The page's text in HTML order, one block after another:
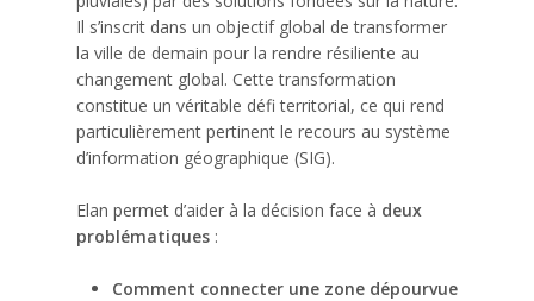
Il s’inscrit dans un objectif global de transformer
la ville de demain pour la rendre résiliente au
changement global. Cette transformation
constitue un véritable défi territorial, ce qui rend
particulièrement pertinent le recours au système
d’information géographique (SIG).
Elan permet d’aider à la décision face à deux
problématiques :
Comment connecter une zone dépourvue